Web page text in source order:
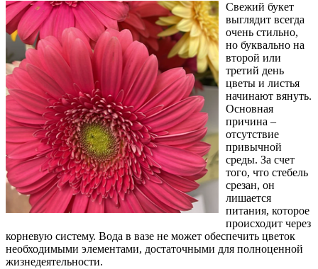
Свежий букет
выглядит всегда
очень стильно,
но буквально на
второй или
третий день
цветы и листья
начинают вянуть.
Основная
причина –
отсутствие
привычной
среды. За счет
того, что стебель
срезан, он
лишается
питания, которое
происходит через
корневую систему. Вода в вазе не может обеспечить цветок
необходимыми элементами, достаточными для полноценной
жизнедеятельности.